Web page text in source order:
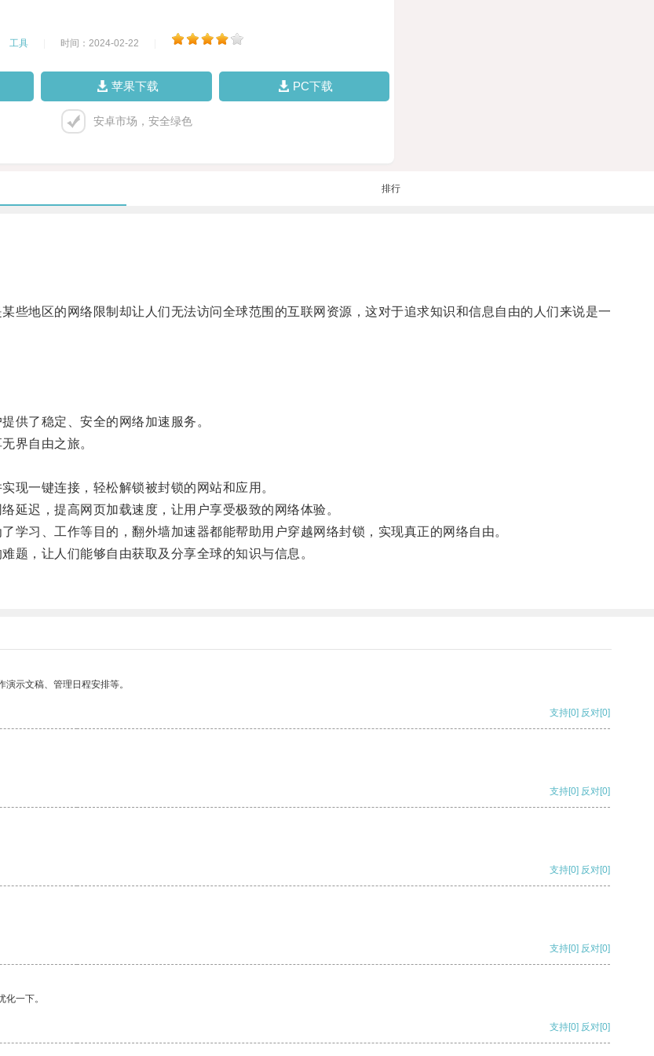
工具 时间：2024-02-22
苹果下载 PC下载
安卓市场，安全绿色
排行
地区的网络限制却让人们无法访问全球范围的互联网资源，这对于追求知识和信息自由的人们来说是一
了稳定、安全的网络加速服务。
界自由之旅。
一键连接，轻松解锁被封锁的网站和应用。
迟，提高网页加载速度，让用户享受极致的网络体验。
习、工作等目的，翻外墙加速器都能帮助用户穿越网络封锁，实现真正的网络自由。
，让人们能够自由获取及分享全球的知识与信息。
示文稿、管理日程安排等。
支持[0] 反对[0]
支持[0] 反对[0]
支持[0] 反对[0]
支持[0] 反对[0]
一下。
支持[0] 反对[0]